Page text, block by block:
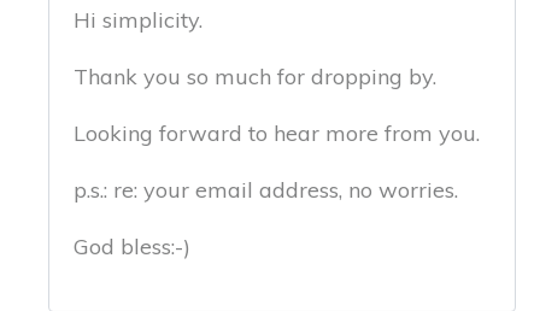
Hi simplicity.
Thank you so much for dropping by.
Looking forward to hear more from you.
p.s.: re: your email address, no worries.
God bless:-)